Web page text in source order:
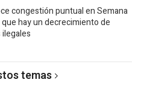
congestión puntual en Semana
hay un decrecimiento de
temas